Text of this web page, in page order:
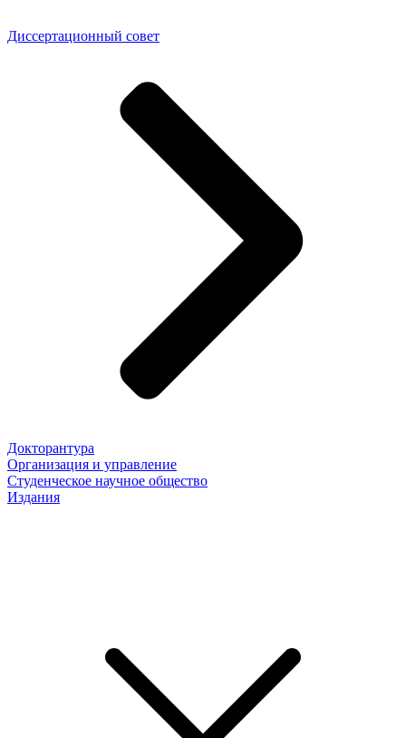
Диссертационный совет
Докторантура
Организация и управление
Студенческое научное общество
Издания